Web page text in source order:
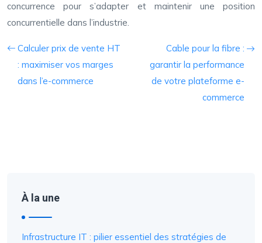
concurrence pour s’adapter et maintenir une position
concurrentielle dans l’industrie.
Calculer prix de vente HT
: maximiser vos marges
dans l’e-commerce
Cable pour la fibre :
garantir la performance
de votre plateforme e-
commerce
À la une
Infrastructure IT : pilier essentiel des stratégies de